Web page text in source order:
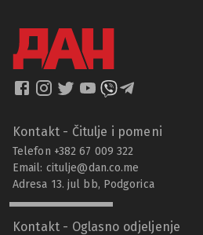
Kontakt - Čitulje i pomeni
Telefon +382 67 009 322
Email: citulje@dan.co.me
Adresa 13. jul bb, Podgorica
Kontakt - Oglasno odjeljenje